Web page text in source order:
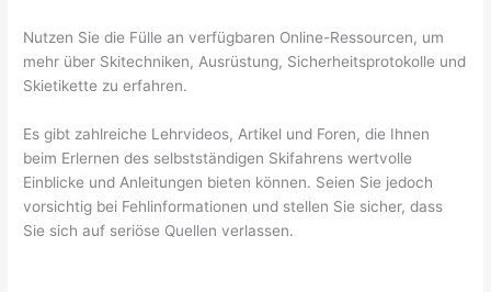
Nutzen Sie die Fülle an verfügbaren Online-Ressourcen, um
mehr über Skitechniken, Ausrüstung, Sicherheitsprotokolle und
Skietikette zu erfahren.
Es gibt zahlreiche Lehrvideos, Artikel und Foren, die Ihnen
beim Erlernen des selbstständigen Skifahrens wertvolle
Einblicke und Anleitungen bieten können. Seien Sie jedoch
vorsichtig bei Fehlinformationen und stellen Sie sicher, dass
Sie sich auf seriöse Quellen verlassen.